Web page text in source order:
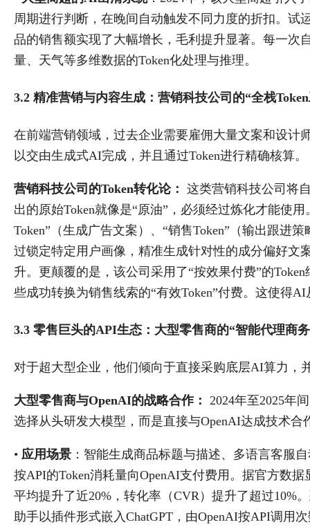
周期进行判断，在晚间自动触发不同力度的折扣。
品的销售额实现了大幅增长，毛利提升显著。每一
量、天气等多维数据的Token化处理与推理。
3.2 精准营销与内容生成：营销科技公司的“全栈
在前端营销领域，过去企业需要雇佣大量文案和设计
以交由生成式AI完成，并且通过Token进行精确核算。
营销科技公司的Token转化论： 这类营销科技公司将
出的原始Token就像是“原油”，必须经过炼化才能使
Token”（生成广告文案）、“销售Token”（输出跟进
过锁定特定用户画像，精准生成针对性的成分偏好文
升。更颠覆的是，该公司采用了“按效果付费”的
些成功转换为销售线索的“有效Token”付费。这使得
3.3 零售巨头的API生态：大型零售商的“智能代理商
对于超大型企业，他们倾向于直接采购底层AI算力，
大型零售商与OpenAI的战略合作：
2024年至2025年
选择从头研发大模型，而是直接与OpenAI达成技术合
• 应用场景 ：智能生成商品标题与描述、多语言客服
按API的Token消耗量向OpenAI支付费用。据官方数
平均提升了近20%，转化率（CVR）提升了超过10%
助手以插件形式嵌入ChatGPT，由OpenAI按API调用